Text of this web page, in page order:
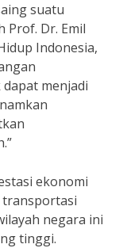
suatu
Prof. Dr. Emil
Indonesia,
menjadi
ekonomi
negara ini
tinggi.